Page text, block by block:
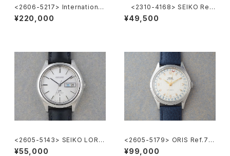
<2606-5217> International
National Co. "TURLER"
¥220,000
<2310-4168> SEIKO Ref.
2419-0010
¥49,500
<2605-5143> SEIKO LORD
MATIC
¥55,000
<2605-5179> ORIS Ref.74
70 ”POINTER DATE"
¥99,000